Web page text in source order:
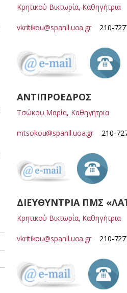
Κρητικού Βικτωρία, Καθηγήτρια
vkritikou@spanll.uoa.gr 210-
ΑΝΤΙΠΡΟΕΔΡΟΣ
Τσώκου Μαρία, Καθηγήτρια
mtsokou@spanll.uoa.gr 210-
ΔΙΕΥΘΥΝΤΡΙΑ ΠΜΣ
Κρητικού Βικτωρία, Καθηγήτρια
vkritikou@spanll.uoa.gr 210-